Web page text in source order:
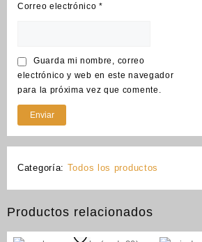
Correo electrónico*
Guarda mi nombre, correo
electrónico y web en este navegador
para la próxima vez que comente.
Categoría: Todos los productos
Productos relacionados